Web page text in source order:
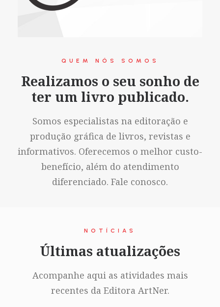
QUEM NÓS SOMOS
Realizamos o seu sonho de
ter um livro publicado.
Somos especialistas na editoração e
produção gráfica de livros, revistas e
informativos. Oferecemos o melhor custo-
benefício, além do atendimento
diferenciado. Fale conosco.
NOTÍCIAS
Últimas atualizações
Acompanhe aqui as atividades mais
recentes da Editora ArtNer.